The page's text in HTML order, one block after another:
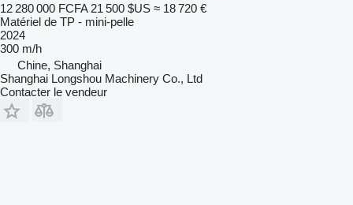
12 280 000 FCFA 21 500 $US ≈ 18 720 €
Matériel de TP - mini-pelle
2024
300 m/h
Chine, Shanghai
Shanghai Longshou Machinery Co., Ltd
Contacter le vendeur